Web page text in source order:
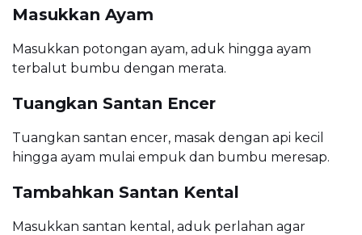
Masukkan Ayam
Masukkan potongan ayam, aduk hingga ayam
terbalut bumbu dengan merata.
Tuangkan Santan Encer
Tuangkan santan encer, masak dengan api kecil
hingga ayam mulai empuk dan bumbu meresap.
Tambahkan Santan Kental
Masukkan santan kental, aduk perlahan agar